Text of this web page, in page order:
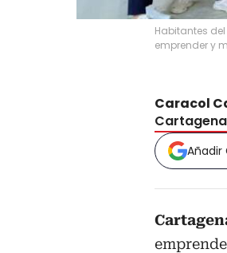
Habitantes
emprender y
Caracol
Cartagena
Añadir